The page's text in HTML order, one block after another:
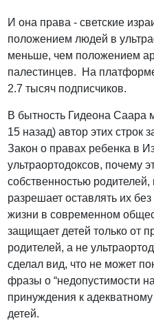
И она права - светские
положением людей в
меньше, чем положением
палестинцев. На
2.7 тысяч подписчиков.
В бытность Гидеона Саара
15 назад) автор этих строк
Закон о правах ребенка в
ультраортодоксов, почему
собственностью родителей,
разрешает оставлять их
жизни в современном
защищает детей только от
родителей, а не
сделал вид, что не может
фразы о “недопустимости
принуждения к
детей.